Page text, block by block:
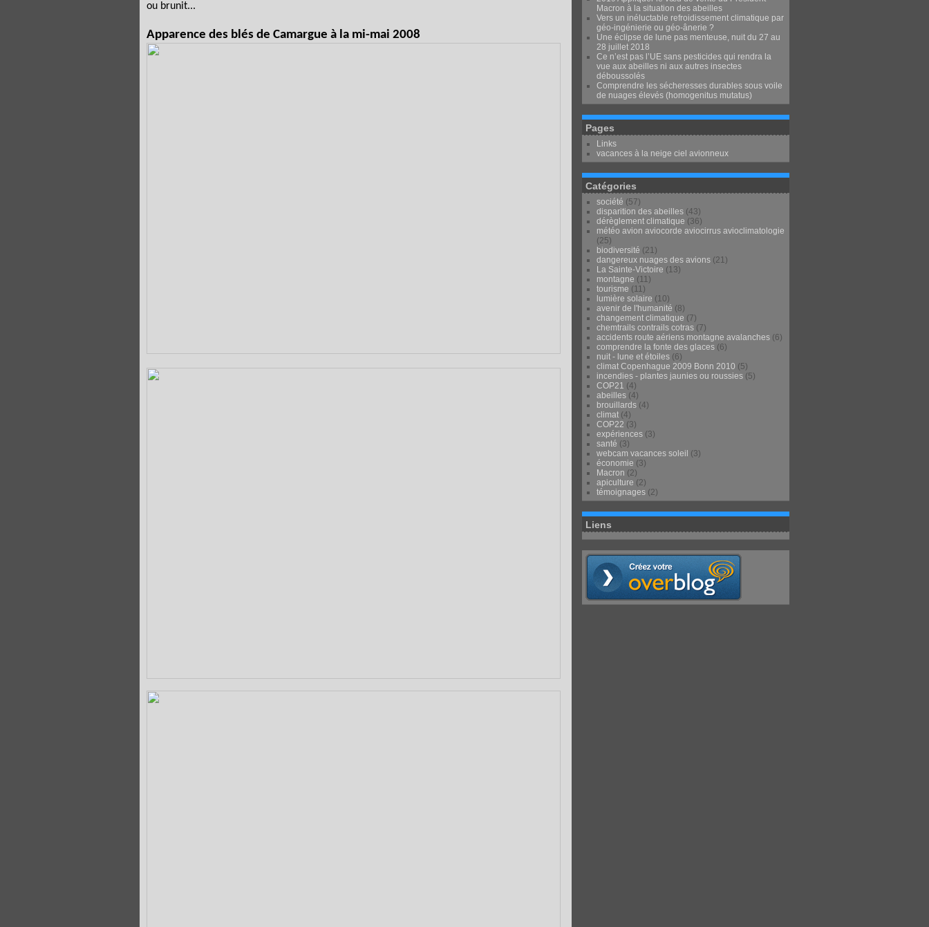
ou brunit...
Apparence des blés de Camargue à la mi-mai 2008
Macron à la situation des abeilles
Vers un inéluctable refroidissement climatique par
géo-ingénierie ou géo-ânerie ?
Une éclipse de lune pas menteuse, nuit du 27 au
28 juillet 2018
Ce n’est pas l’UE sans pesticides qui rendra la
vue aux abeilles ni aux autres insectes
déboussolés
Comprendre les sécheresses durables sous voile
de nuages élevés (homogenitus mutatus)
Pages
Links
vacances à la neige ciel avionneux
Catégories
société (57)
disparition des abeilles (43)
dérèglement climatique (36)
météo avion aviocorde aviocirrus avioclimatologie
(25)
biodiversité (21)
dangereux nuages des avions (21)
La Sainte-Victoire (13)
montagne (11)
tourisme (11)
lumière solaire (10)
avenir de l'humanité (8)
changement climatique (7)
chemtrails contrails cotras (7)
accidents route aériens montagne avalanches (6)
comprendre la fonte des glaces (6)
nuit - lune et étoiles (6)
climat Copenhague 2009 Bonn 2010 (5)
incendies - plantes jaunies ou roussies (5)
COP21 (4)
abeilles (4)
brouillards (4)
climat (4)
COP22 (3)
expériences (3)
santé (3)
webcam vacances soleil (3)
économie (3)
Macron (2)
apiculture (2)
témoignages (2)
Liens